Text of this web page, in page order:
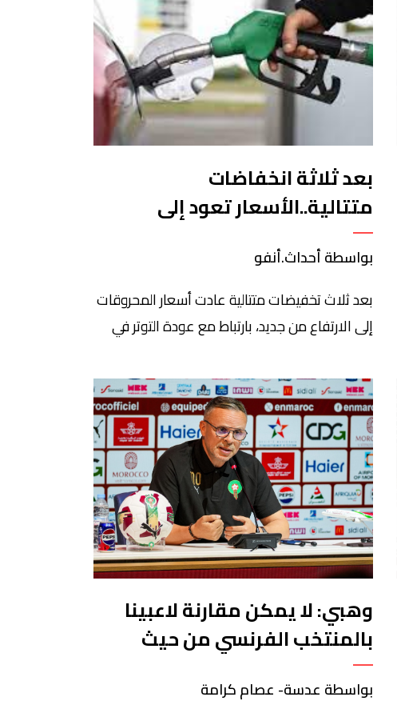
بعد ثلاثة انخفاضات
متتالية..الأسعار تعود إلى
الارتفاع بمحطات الوقود
بواسطة أحداث.أنفو
بعد ثلاث تخفيضات متتالية عادت أسعار المحروقات
إلى الارتفاع من جديد، بارتباط مع عودة التوتر في
مضيق هرمز. وحسب مصدر مطلع، توصلت الجامعة
الوطنية لأرباب وتجار ومسيري محطات الوقود
بالمغرب، بإشعار يفيد بقرار بعض شركات التوزيع
رفع سعر لتر “المازوط” ب0.70 درهما، ورفع سعر لتر
البنزين ب0.38 درهما ، […]
وهبي: لا يمكن مقارنة لاعبينا
بالمنتخب الفرنسي من حيث
الخبرة والمستوى العالي
بواسطة عدسة- عصام كرامة